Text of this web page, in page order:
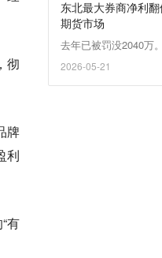
彻
牌
利
有
东北最大券商净利
期货市场
去年已被罚没2040万。
2026-05-21